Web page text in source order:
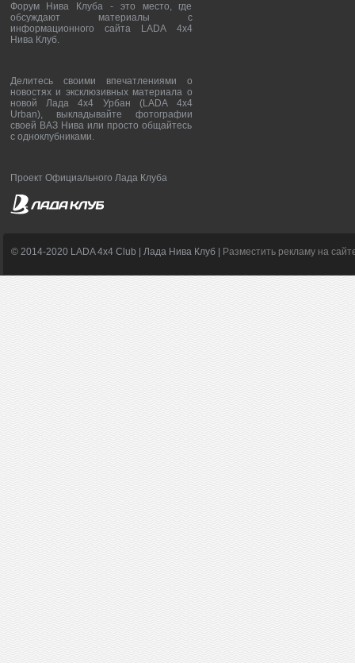
Форум Нива Клуба - это место, где
обсуждают материалы с
информационного сайта LADA 4x4
Нива Клуб.
Делитесь своими впечатлениями о
новостях и эксклюзивных материала о
новой Лада 4х4 Урбан (LADA 4x4
Urban), выкладывайте фотографии
своей ВАЗ Нива или просто общайтесь
с одноклубниками.
Проект Официального Лада Клуба
© 2014-2020 LADA 4x4 Club | Лада Нива Клуб | Разместить рекламу на